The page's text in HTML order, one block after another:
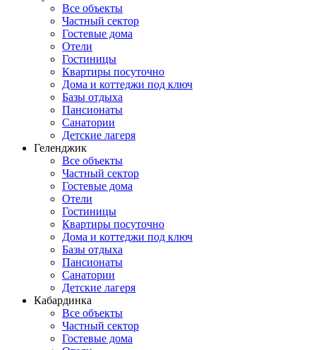
Все объекты
Частный сектор
Гостевые дома
Отели
Гостиницы
Квартиры посуточно
Дома и коттеджи под ключ
Базы отдыха
Пансионаты
Санатории
Детские лагеря
Геленджик
Все объекты
Частный сектор
Гостевые дома
Отели
Гостиницы
Квартиры посуточно
Дома и коттеджи под ключ
Базы отдыха
Пансионаты
Санатории
Детские лагеря
Кабардинка
Все объекты
Частный сектор
Гостевые дома